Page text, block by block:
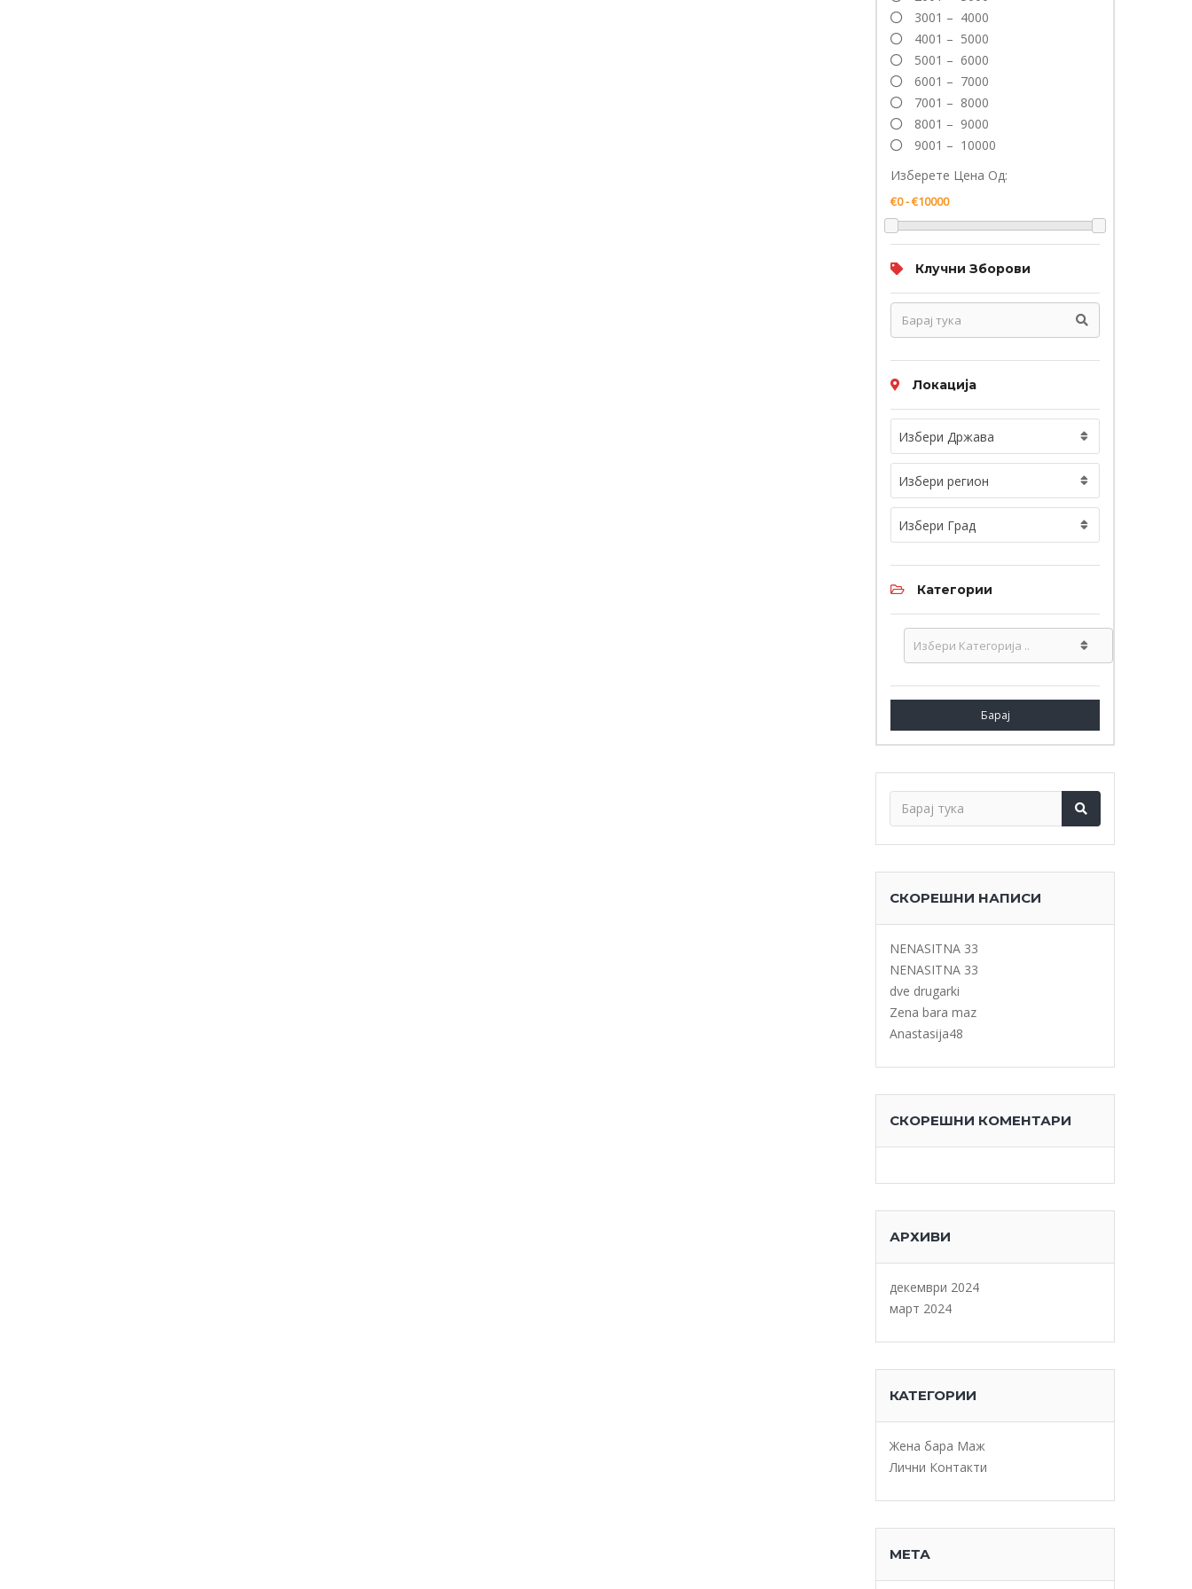
3001 – 4000
4001 – 5000
5001 – 6000
6001 – 7000
7001 – 8000
8001 – 9000
9001 – 10000
Изберете Цена Од:
Клучни Зборови
Локација
Избери Држава
Избери регион
Избери Град
Категории
Барај
СКОРЕШНИ НАПИСИ
NENASITNA 33
NENASITNA 33
dve drugarki
Zena bara maz
Anastasija48
СКОРЕШНИ КОМЕНТАРИ
АРХИВИ
декември 2024
март 2024
КАТЕГОРИИ
Жена бара Маж
Лични Контакти
МЕТА